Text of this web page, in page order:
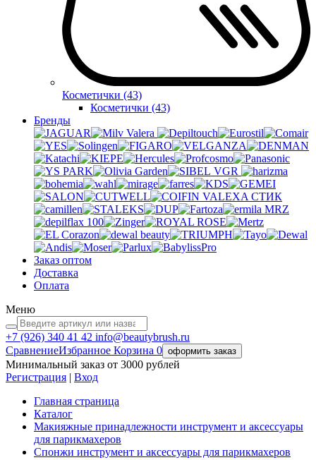
Косметички (43)
Косметички (43)
Бренды
Valera
VGR
VALEXA СТИК
MRZ
Заказ оптом
Доставка
Оплата
Меню
+7 (926) 340 41 42 info@beautybrush.ru
СравнениеИзбранное Корзина 0 оформить заказ
Минимальный заказ от 3000 рублей
Регистрация | Вход
Главная страница
Каталог
Макияжные принадлежности инструмент и аксессуары
для парикмахеров
Спонжи инструмент и аксессуары для парикмахеров